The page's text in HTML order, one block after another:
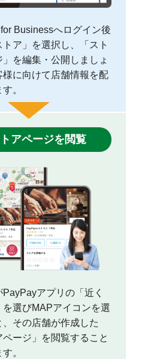
Businessへログイン後
トア」を選択し、「スト
」を編集・公開しましょ
様に向けて店舗情報を配
。
アページを閲覧
PayPayアプリの「近く
を選びMAPアイコンを選
、その店舗が作成した
ページ」を閲覧すること
。